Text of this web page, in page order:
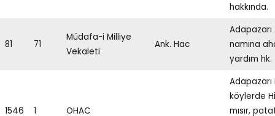
hakkında.
81 71
Müdafa-i Milliye
Vekaleti
Ank. Hac
namına
yardım hk.
1546 1 OHAC
köylerde
mısır,